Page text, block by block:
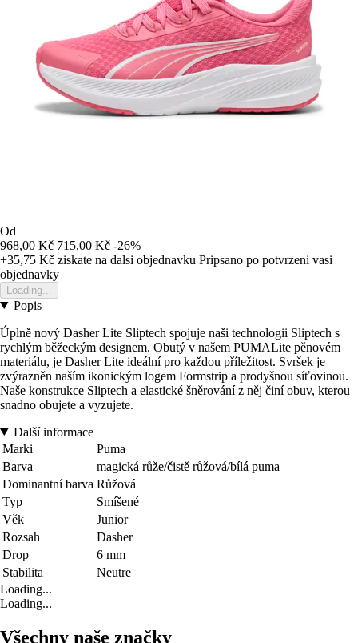
Od
968,00 Kč 715,00 Kč -26%
+35,75 Kč ziskate na dalsi objednavku Pripsano po potvrzeni vasi
objednavky
Loading...
Popis
Úplně nový Dasher Lite Sliptech spojuje naši technologii Sliptech s
rychlým běžeckým designem. Obutý v našem PUMALite pěnovém
materiálu, je Dasher Lite ideální pro každou příležitost. Svršek je
zvýrazněn naším ikonickým logem Formstrip a prodyšnou síťovinou.
Naše konstrukce Sliptech a elastické šněrování z něj činí obuv, kterou
snadno obujete a vyzujete.
Další informace
Marki
Puma
Barva
magická růže/čistě růžová/bílá puma
Dominantní barva Růžová
Typ
Smíšené
Věk
Junior
Rozsah
Dasher
Drop
6 mm
Stabilita
Neutre
Loading...
Loading...
Všechny naše značky